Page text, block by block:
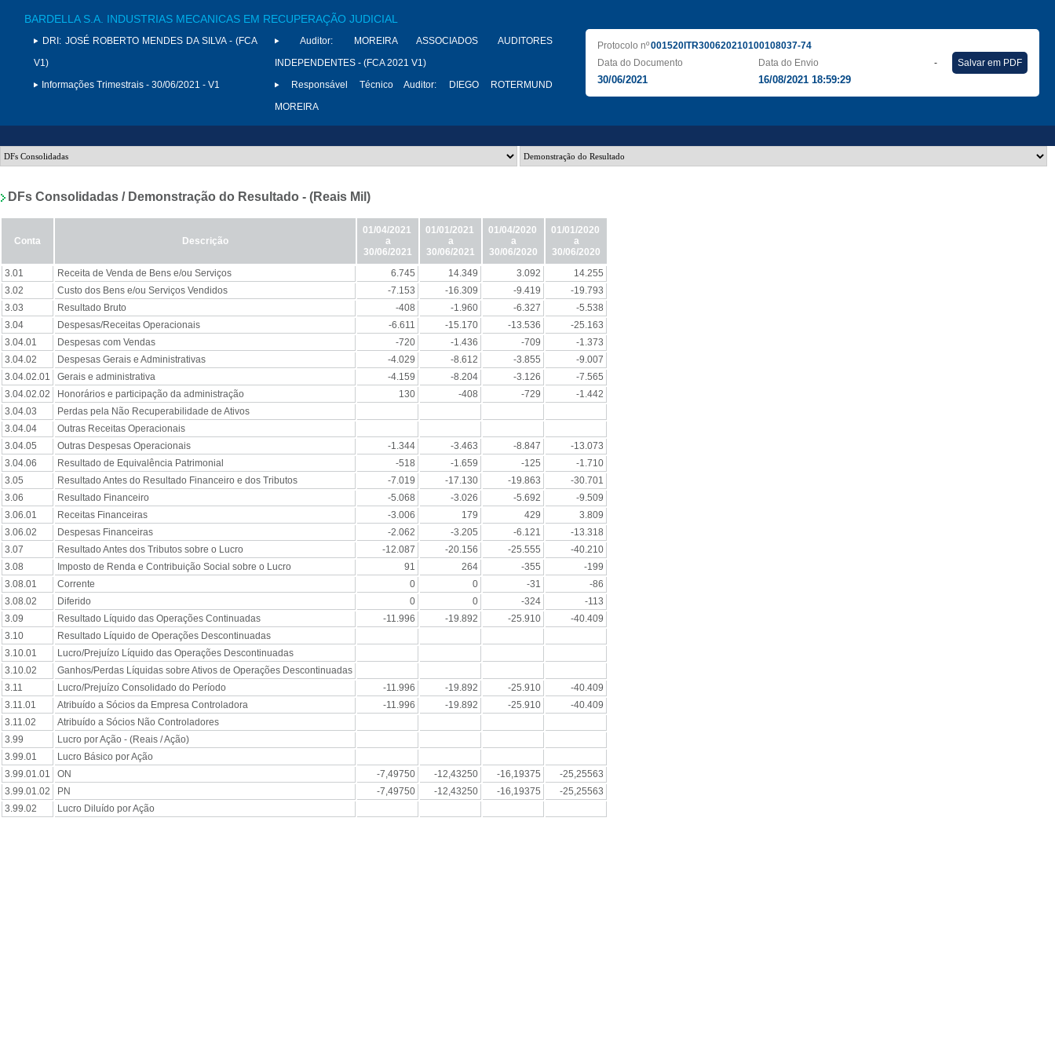
BARDELLA S.A. INDUSTRIAS MECANICAS EM RECUPERAÇÃO JUDICIAL
DRI: JOSÉ ROBERTO MENDES DA SILVA - (FCA
V1)
Informações Trimestrais - 30/06/2021 - V1
Auditor:
MOREIRA ASSOCIADOS AUDITORES
INDEPENDENTES - (FCA 2021 V1)
Responsável Técnico Auditor:
DIEGO ROTERMUND
MOREIRA
Protocolo nº001520ITR300620210100108037-74
Data do Documento
30/06/2021
Data do Envio
16/08/2021 18:59:29
- Salvar em PDF